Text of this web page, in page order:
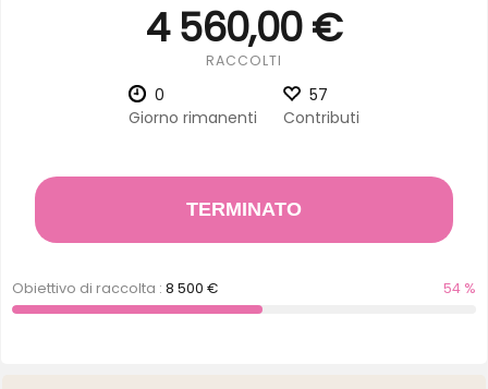
4 560,00 €
RACCOLTI
0
Giorno rimanenti
57
Contributi
TERMINATO
Obiettivo di raccolta :8 500 € 54 %